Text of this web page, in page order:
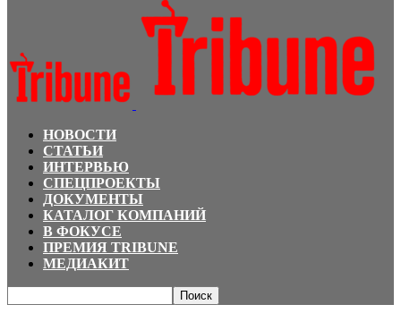
НОВОСТИ
СТАТЬИ
ИНТЕРВЬЮ
СПЕЦПРОЕКТЫ
ДОКУМЕНТЫ
КАТАЛОГ КОМПАНИЙ
В ФОКУСЕ
ПРЕМИЯ TRIBUNE
МЕДИАКИТ